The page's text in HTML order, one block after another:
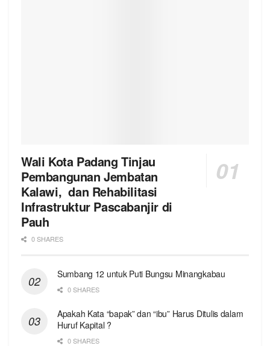
Wali Kota Padang Tinjau
Pembangunan Jembatan
Kalawi, dan Rehabilitasi
Infrastruktur Pascabanjir di
Pauh
0 SHARES
Sumbang 12 untuk Puti Bungsu Minangkabau
0 SHARES
Apakah Kata “bapak” dan “ibu” Harus Ditulis dalam
Huruf Kapital ?
0 SHARES